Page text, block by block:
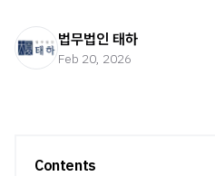
법무법인 태하
Feb 20, 2026
Contents